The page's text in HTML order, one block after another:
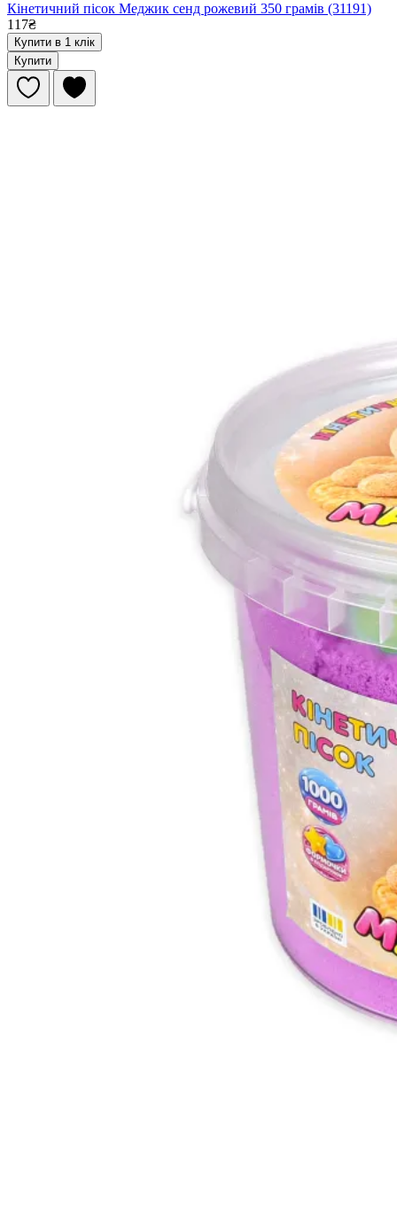
Кінетичний пісок Меджик сенд рожевий 350 грамів (31191)
117₴
Купити в 1 клік
Купити